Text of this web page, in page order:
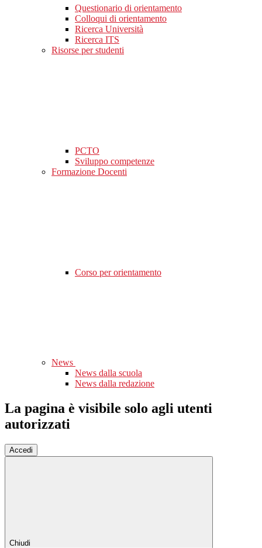
Questionario di orientamento
Colloqui di orientamento
Ricerca Università
Ricerca ITS
Risorse per studenti
PCTO
Sviluppo competenze
Formazione Docenti
Corso per orientamento
News
News dalla scuola
News dalla redazione
La pagina è visibile solo agli utenti
autorizzati
Accedi
Chiudi